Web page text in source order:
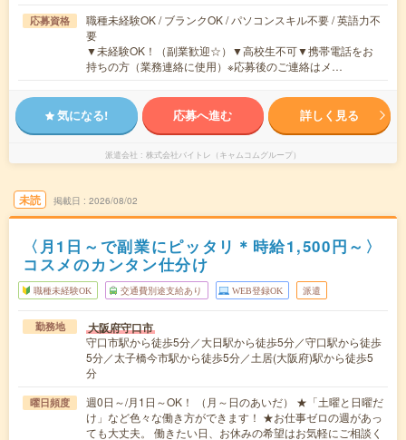
応募資格
職種未経験OK / ブランクOK / パソコンスキル不要 / 英語力不
要
▼未経験OK！（副業歓迎☆）▼高校生不可▼携帯電話をお
持ちの方（業務連絡に使用）※応募後のご連絡はメ…
気になる! 応募へ進む 詳しく見る
派遣会社 株式会社バイトレ（キャムコムグループ）
未読 掲載日 2026/08/02
〈月1日～で副業にピッタリ＊時給1,500円～〉
コスメのカンタン仕分け
職種未経験OK 交通費別途支給あり WEB登録OK 派遣
勤務地 大阪府守口市
守口市駅から徒歩5分／大日駅から徒歩5分／守口駅から徒歩
5分／太子橋今市駅から徒歩5分／土居(大阪府)駅から徒歩5
分
曜日頻度
週0日～/月1日～OK！ （月～日のあいだ） ★「土曜と日曜だ
け」など色々な働き方ができます！ ★お仕事ゼロの週があっ
ても大丈夫。 働きたい日、お休みの希望はお気軽にご相談く